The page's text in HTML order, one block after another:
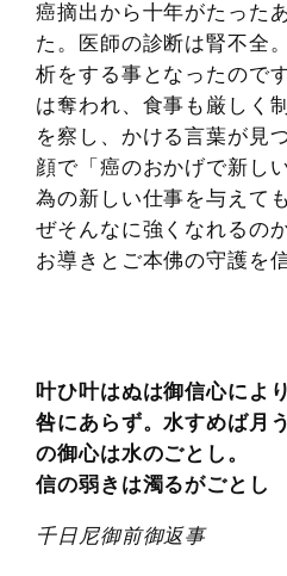
癌摘出から十年がたった
た。医師の診断は腎不全
析をする事となったので
は奪われ、食事も厳しく
を察し、かける言葉が見
顔で「癌のおかげで新し
為の新しい仕事を与えて
ぜそんなに強くなれるの
お導きとご本佛の守護を
叶ひ叶はぬは御信心によ
咎にあらず。水すめば月
の御心は水のごとし。
信の弱きは濁るがごとし
千日尼御前御返事